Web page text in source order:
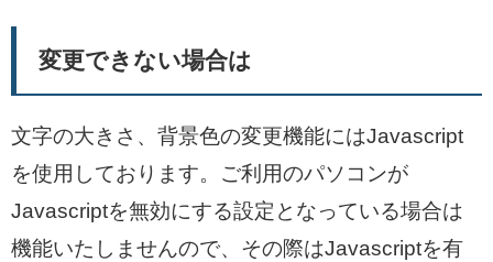
変更できない場合は
文字の大きさ、背景色の変更機能にはJavascript
を使用しております。ご利用のパソコンが
Javascriptを無効にする設定となっている場合は
機能いたしませんので、その際はJavascriptを有